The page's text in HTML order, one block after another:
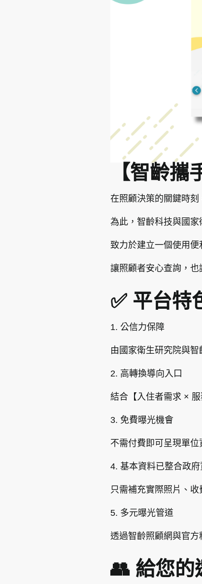
【智齡
在照顧決策的關鍵時刻
為此，智齡科技與國
致力於建立一個使用便
讓照顧者安心查詢，也
✅ 平台特
1. 公信力保障
由國家衛生研究院與
2. 高轉換導向入口
結合【入住者需求 ×
3. 免費曝光機會
不需付費即可呈現單
4. 基本資料已整合政
只需補充實際照片、
5. 多元曝光管道
透過智齡照顧網與官
👥 給您的